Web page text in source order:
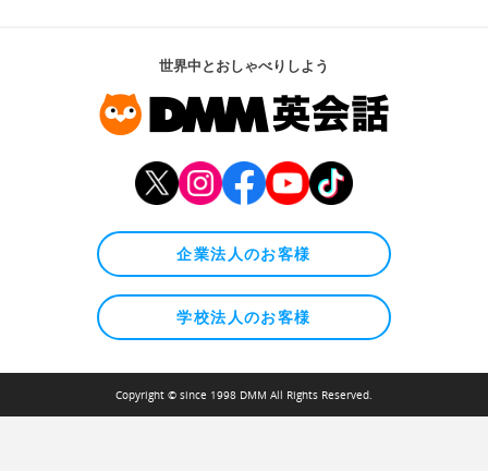
世界中とおしゃべりしよう
企業法人のお客様
学校法人のお客様
Copyright © since 1998 DMM All Rights Reserved.